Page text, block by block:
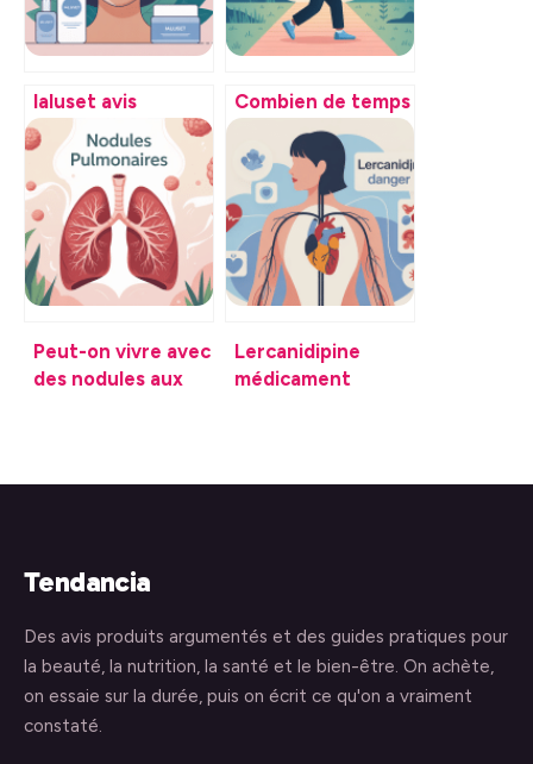
Ialuset avis
dermatologue : ce
qu’il faut vraiment
retenir
Combien de temps
peut-on vivre avec
une polyarthrite
aujourd’hui
Peut-on vivre avec
des nodules aux
Lercanidipine
médicament
alternatives
Tendancia
Des avis produits argumentés et des guides pratiques pour
la beauté, la nutrition, la santé et le bien-être. On achète,
on essaie sur la durée, puis on écrit ce qu'on a vraiment
constaté.